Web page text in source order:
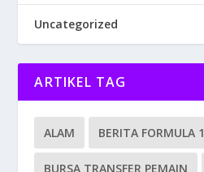
Uncategorized
ARTIKEL TAG
ALAM BERITA FORMULA 1
BURSA TRANSFER PEMAIN